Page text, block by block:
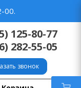
00.
125-80-77
282-55-05
звонок